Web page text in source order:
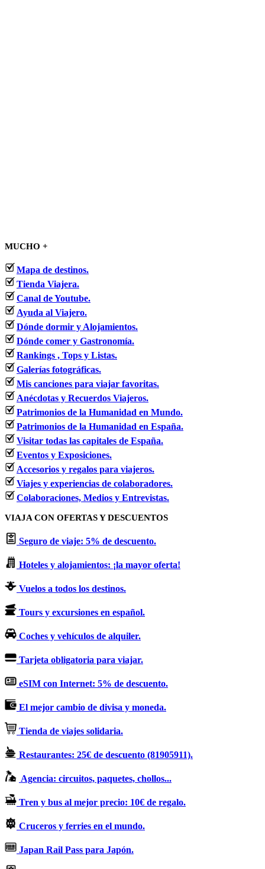
MUCHO +
Mapa de destinos.
Tienda Viajera.
Canal de Youtube.
Ayuda al Viajero.
Dónde dormir y Alojamientos.
Dónde comer y Gastronomía.
Rankings , Tops y Listas.
Galerías fotográficas.
Mis canciones para viajar favoritas.
Anécdotas y Recuerdos Viajeros.
Patrimonios de la Humanidad en Mundo.
Patrimonios de la Humanidad en España.
Visitar todas las capitales de España.
Eventos y Exposiciones.
Accesorios y regalos para viajeros.
Viajes y experiencias de colaboradores.
Colaboraciones, Medios y Entrevistas.
VIAJA CON OFERTAS Y DESCUENTOS
Seguro de viaje: 5% de descuento.
Hoteles y alojamientos: ¡la mayor oferta!
Vuelos a todos los destinos.
Tours y excursiones en español.
Coches y vehículos de alquiler.
Tarjeta obligatoria para viajar.
eSIM con Internet: 5% de descuento.
El mejor cambio de divisa y moneda.
Tienda de viajes solidaria.
Restaurantes: 25€ de descuento (81905911).
Agencia: circuitos, paquetes, chollos...
Tren y bus al mejor precio: 10€ de regalo.
Cruceros y ferries en el mundo.
Japan Rail Pass para Japón.